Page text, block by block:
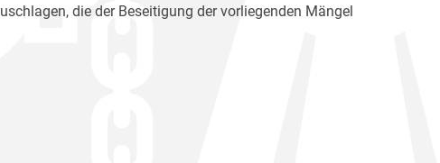
die der Beseitigung der vorliegenden Mängel